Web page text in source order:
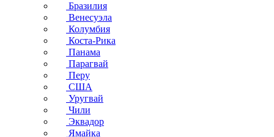
Бразилия
Венесуэла
Колумбия
Коста-Рика
Панама
Парагвай
Перу
США
Уругвай
Чили
Эквадор
Ямайка